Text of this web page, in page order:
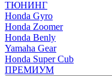
ТЮНИНГ
Honda Gyro
Honda Zoomer
Honda Benly
Yamaha Gear
Honda Super Cub
ПРЕМИУМ